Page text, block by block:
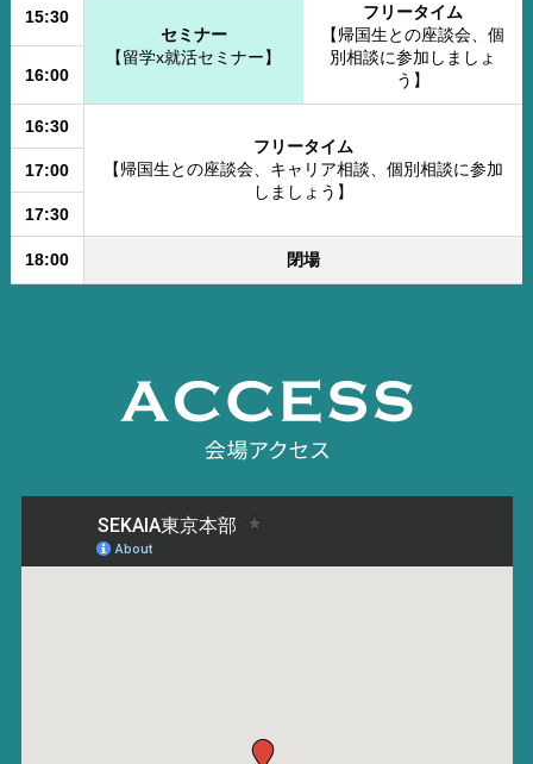
15:30
セミナー
【留学x就活セミナー】
フリータイム
【帰国生との座談会、個
別相談に参加しましょ
う】
16:00
16:30
フリータイム
【帰国生との座談会、キャリア相談、個別相談に参加
しましょう】
17:00
17:30
18:00 閉場